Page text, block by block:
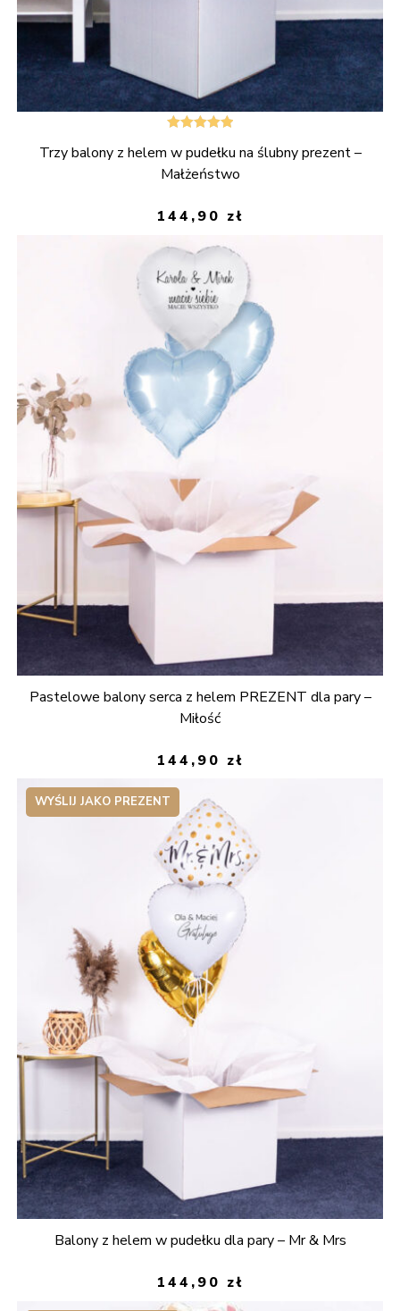
5.00na 5
Trzy balony z helem w pudełku na ślubny prezent –
Małżeństwo
144,90 zł
Pastelowe balony serca z helem PREZENT dla pary –
Miłość
144,90 zł
WYŚLIJ JAKO PREZENT
Balony z helem w pudełku dla pary – Mr & Mrs
144,90 zł